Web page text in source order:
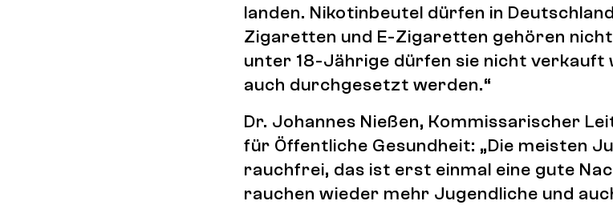
landen. Nikotinbeutel dürfen in
Zigaretten und E-Zigaretten gehören nicht
unter 18-Jährige dürfen sie nicht verkauft
auch durchgesetzt werden.“
Dr. Johannes Nießen, Kommissarischer
für Öffentliche Gesundheit: „Die meisten
rauchfrei, das ist erst einmal eine gute
rauchen wieder mehr Jugendliche und